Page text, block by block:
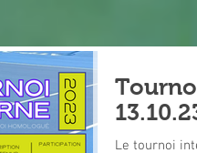
Le tournoi